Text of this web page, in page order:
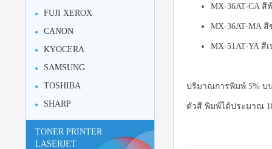
MX-36AT-CA สี
MX-36AT-MA สี
MX-51AT-YA สี
ปริมาณการพิมพ์ 5% บ
ตัวสี พิมพ์ได้ประมาณ
FUJI XEROX
CANON
KYOCERA
SAMSUNG
TOSHIBA
SHARP
TONER PRINTER
LASERJET